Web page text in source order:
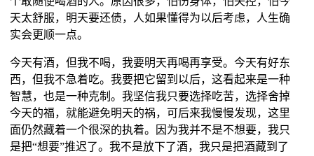
天太舒服，明天要还债，人如果懂得为以后考虑，人生确
实会更顺一点。
今天有酒，但我不喝，我要明天再喝再享受。今天有好东
西，但我不急着吃。我要把它留到以后，这看起来是一种
智慧，也是一种克制。我坚信我只要选择吃苦，选择舍掉
今天的福，就能避免明天的祸，可后来我慢慢发现，这里
面仍然藏着一个很深的执着。因为我并不是不想要，我只
是把“想要”推迟了。我不是放下了酒，我只是把酒藏到了